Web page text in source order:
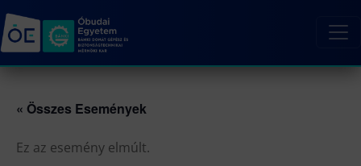
« Összes Események
Ez az esemény elmúlt.